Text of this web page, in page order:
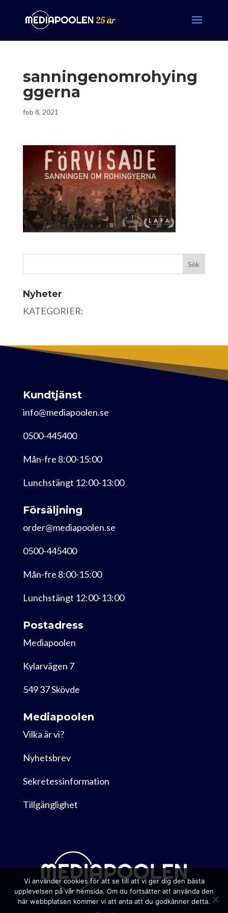
sanningenomrohying
ggerna
feb 8, 2021
Nyheter
KATEGORIER:
Kundtjänst
info@mediapoolen.se
0500-445400
Mån-fre 8:00-15:00
Lunchstängt 12:00-13:00
Försäljning
order@mediapoolen.se
0500-445400
Mån-fre 8:00-15:00
Lunchstängt 12:00-13:00
Postadress
Mediapoolen
Kylarvägen 7
549 37 Skövde
Mediapoolen
Vilka är vi?
Nyhetsbrev
Sekretessinformation
Tillgänglighet
Vi använder cookies för att se till att vi ger dig den bästa
upplevelsen på vår hemsida. Om du fortsätter att använda den
här webbplatsen kommer vi att anta att du godkänner detta.